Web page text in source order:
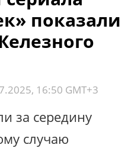
показали
16:50 GMT+3
за середину
случаю